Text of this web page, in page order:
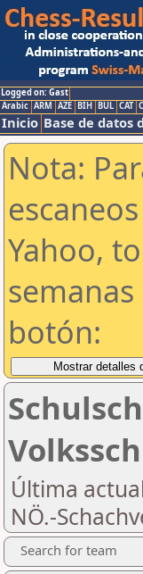
Logged on: Gast
Arabic ARM AZE BIH BUL CAT
Inicio Base de datos
Nota:
Yahoo,
botón:
Última
NÖ.-
Search for team